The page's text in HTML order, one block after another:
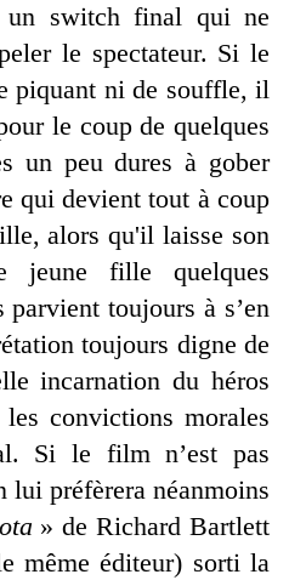
un switch final qui ne
le spectateur. Si le
piquant ni de souffle, il
le coup de quelques
un peu dures à gober
qui devient tout à coup
alors qu'il laisse son
jeune fille quelques
toujours à s’en
toujours digne de
incarnation du héros
convictions morales
Si le film n’est pas
lui préfèrera néanmoins
» de Richard Bartlett
même éditeur) sorti la